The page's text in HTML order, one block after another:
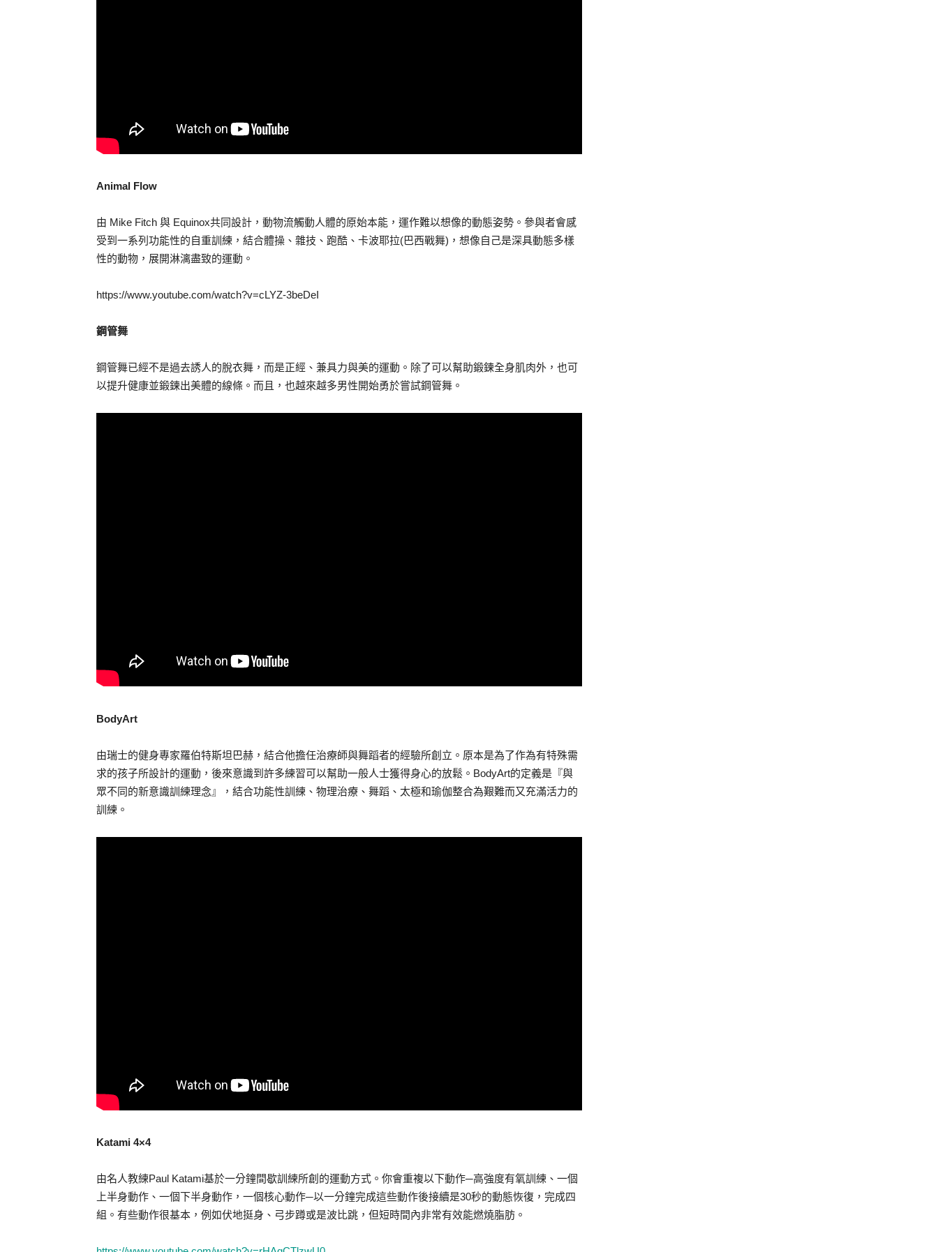
Animal Flow
由 Mike Fitch 與 Equinox共同設計，動物流觸動人體的原始本能，運作難以想像的動態姿勢。參與者會感
受到一系列功能性的自重訓練，結合體操、雜技、跑酷、卡波耶拉(巴西戰舞)，想像自己是深具動態多樣
性的動物，展開淋漓盡致的運動。
https://www.youtube.com/watch?v=cLYZ-3beDeI
鋼管舞
鋼管舞已經不是過去誘人的脫衣舞，而是正經、兼具力與美的運動。除了可以幫助鍛鍊全身肌肉外，也可
以提升健康並鍛鍊出美體的線條。而且，也越來越多男性開始勇於嘗試鋼管舞。
BodyArt
由瑞士的健身專家羅伯特斯坦巴赫，結合他擔任治療師與舞蹈者的經驗所創立。原本是為了作為有特殊需
求的孩子所設計的運動，後來意識到許多練習可以幫助一般人士獲得身心的放鬆。BodyArt的定義是『與
眾不同的新意識訓練理念』，結合功能性訓練、物理治療、舞蹈、太極和瑜伽整合為艱難而又充滿活力的
訓練。
Katami 4×4
由名人教練Paul Katami基於一分鐘間歇訓練所創的運動方式。你會重複以下動作─高強度有氧訓練、一個
上半身動作、一個下半身動作，一個核心動作─以一分鐘完成這些動作後接續是30秒的動態恢復，完成四
組。有些動作很基本，例如伏地挺身、弓步蹲或是波比跳，但短時間內非常有效能燃燒脂肪。